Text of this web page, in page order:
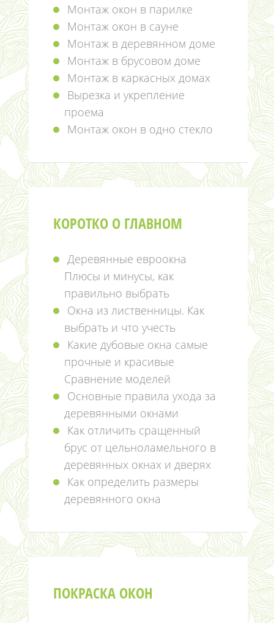
Монтаж окон в парилке
Монтаж окон в сауне
Монтаж в деревянном доме
Монтаж в брусовом доме
Монтаж в каркасных домах
Вырезка и укрепление
проема
Монтаж окон в одно стекло
КОРОТКО О ГЛАВНОМ
Деревянные евроокна
Плюсы и минусы, как
правильно выбрать
Окна из лиственницы. Как
выбрать и что учесть
Какие дубовые окна самые
прочные и красивые
Сравнение моделей
Основные правила ухода за
деревянными окнами
Как отличить сращенный
брус от цельноламельного в
деревянных окнах и дверях
Как определить размеры
деревянного окна
ПОКРАСКА ОКОН